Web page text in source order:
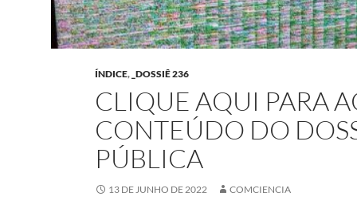
ÍNDICE, _DOSSIÊ 236
CLIQUE AQUI PARA
CONTEÚDO DO
PÚBLICA
13 DE JUNHO DE 2022 COMCIENCIA